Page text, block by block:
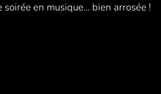
en musique… bien arrosée !